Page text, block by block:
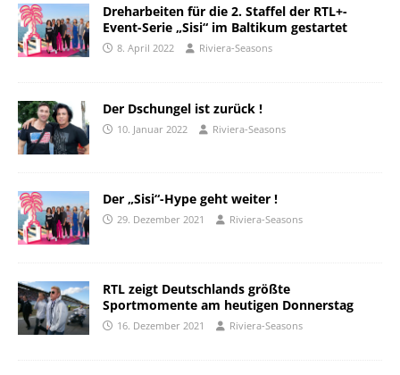
Dreharbeiten für die 2. Staffel der RTL+-
Event-Serie „Sisi“ im Baltikum gestartet
8. April 2022 Riviera-Seasons
Der Dschungel ist zurück !
10. Januar 2022 Riviera-Seasons
Der „Sisi“-Hype geht weiter !
29. Dezember 2021 Riviera-Seasons
RTL zeigt Deutschlands größte
Sportmomente am heutigen Donnerstag
16. Dezember 2021 Riviera-Seasons